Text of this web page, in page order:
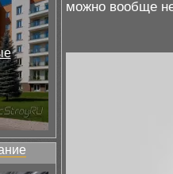
можно вообще